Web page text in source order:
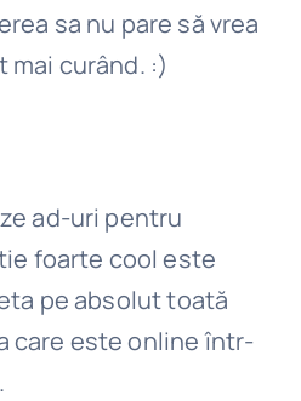
sa nu pare să vrea
mai curând. :)
ad-uri pentru
foarte cool este
pe absolut toată
care este online într-